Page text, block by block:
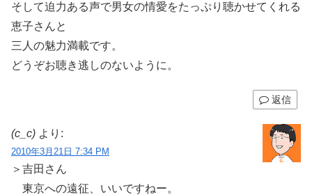
そして迫力ある声で男女の情愛をたっぷり聴かせてくれる
恵子さんと
三人の魅力満載です。
どうぞお聴き逃しのないように。
返信
(c_c) より:
2010年3月21日 7:34 PM
＞吉田さん
東京への遠征、いいですねー。